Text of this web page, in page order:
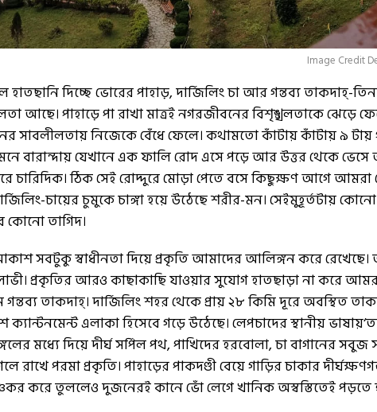
Image Credit
দিচ্ছে ভোরের পাহাড়, দার্জিলিং চা আর গন্তব্য তাকদাহ্-
আছে। পাহাড়ে পা রাখা মাত্রই নগরজীবনের বিশৃঙ্খলতাকে ঝেড়ে
সাবলীলতায় নিজেকে বেঁধে ফেলে। কথামতো কাঁটায় কাঁটায় ৯ টায়
বারান্দায় যেখানে এক ফালি রোদ এসে পড়ে আর উত্তর থেকে
চারিদিক। ঠিক সেই রোদ্দুরে মোড়া পেতে বসে কিছুক্ষণ আগে
চায়ের চুমুকে চাঙ্গা হয়ে উঠেছে শরীর-মন। সেইমুহূর্তটায়
কোনো তাগিদ।
সবটুকু স্বাধীনতা দিয়ে প্রকৃতি আমাদের আলিঙ্গন করে রেখেছে।
প্রকৃতির আরও কাছাকাছি যাওয়ার সুযোগ হাতছাড়া না করে
তাকদাহ্। দার্জিলিং শহর থেকে প্রায় ২৮ কিমি দূরে অবস্থিত
ক্যান্টনমেন্ট এলাকা হিসেবে গড়ে উঠেছে। লেপচাদের স্থানীয়
মধ্যে দিয়ে দীর্ঘ সর্পিল পথ, পাখিদের হরবোলা, চা বাগানের
রাখে পরমা প্রকৃতি। পাহাড়ের পাকদণ্ডী বেয়ে গাড়ির চাকার
করে তুললেও দুজনেরই কানে ভোঁ লেগে খানিক অস্বস্তিতেই পড়তে